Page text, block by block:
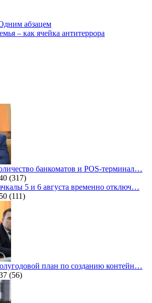
абзацем
– как ячейка антитеррора
банкоматов и POS-терминал…
(317)
5 и 6 августа временно отключ…
(111)
план по созданию контейн…
(56)